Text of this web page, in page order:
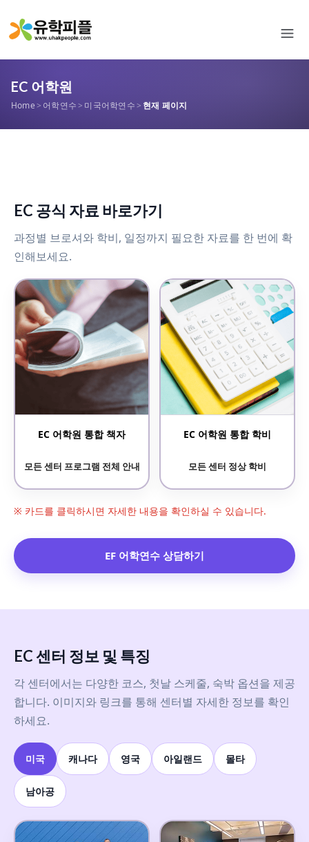
EC 어학원
Home> 어학연수> 미국어학연수> 현재 페이지
EC 공식 자료 바로가기
과정별 브로셔와 학비, 일정까지 필요한 자료를 한 번에 확
인해보세요.
EC 어학원 통합 책자
모든 센터 프로그램 전체 안내
EC 어학원 통합 학비
모든 센터 정상 학비
※ 카드를 클릭하시면 자세한 내용을 확인하실 수 있습니다.
EF 어학연수 상담하기
EC 센터 정보 및 특징
각 센터에서는 다양한 코스, 첫날 스케줄, 숙박 옵션을 제공
합니다. 이미지와 링크를 통해 센터별 자세한 정보를 확인
하세요.
미국 캐나다 영국 아일랜드 몰타
남아공